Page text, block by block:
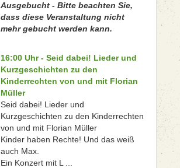
Ausgebucht - Bitte beachten Sie,
dass diese Veranstaltung nicht
mehr gebucht werden kann.
16:00 Uhr - Seid dabei! Lieder und
Kurzgeschichten zu den
Kinderrechten von und mit Florian
Müller
Seid dabei! Lieder und
Kurzgeschichten zu den Kinderrechten
von und mit Florian Müller
Kinder haben Rechte! Und das weiß
auch Max.
Ein Konzert mit L ...